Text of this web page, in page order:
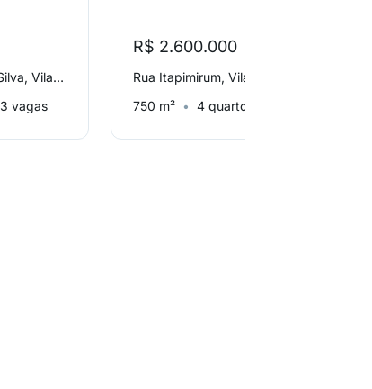
Rua Francisco José da Silva, Vila Andrade
3 vagas
R$ 2.600.000
Rua Itapimirum, Vila Andrade
750 m²
4 quartos